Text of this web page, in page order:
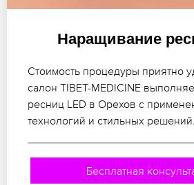
Наращивание
Стоимость процедуры приятно
салон TIBET-MEDICINE
ресниц LED в Орехов с
технологий и стильных решений.
Бесплатная